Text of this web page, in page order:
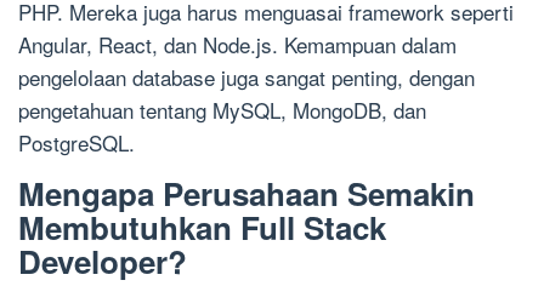
PHP. Mereka juga harus menguasai framework seperti
Angular, React, dan Node.js. Kemampuan dalam
pengelolaan database juga sangat penting, dengan
pengetahuan tentang MySQL, MongoDB, dan
PostgreSQL.
Mengapa Perusahaan Semakin
Membutuhkan Full Stack
Developer?